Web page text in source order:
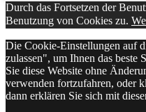
Durch das Fortsetzen der
Benutzung von Cookies zu.
Die Cookie-Einstellungen auf
zulassen", um Ihnen das beste
Sie diese Website ohne
verwenden fortzufahren, oder
dann erklären Sie sich mit